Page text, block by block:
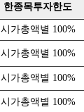
한종목투자한도
시가총액별 100%
시가총액별 100%
시가총액별 100%
시가총액별 100%